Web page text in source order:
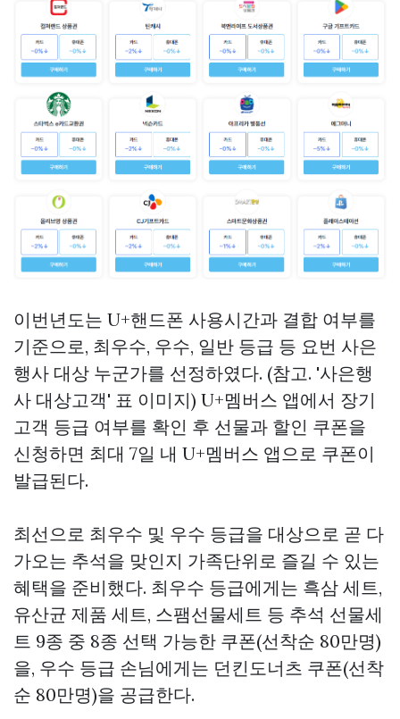
이번년도는 U+핸드폰 사용시간과 결합 여부를
기준으로, 최우수, 우수, 일반 등급 등 요번 사은
행사 대상 누군가를 선정하였다. (참고. '사은행
사 대상고객' 표 이미지) U+멤버스 앱에서 장기
고객 등급 여부를 확인 후 선물과 할인 쿠폰을
신청하면 최대 7일 내 U+멤버스 앱으로 쿠폰이
발급된다.
최선으로 최우수 및 우수 등급을 대상으로 곧 다
가오는 추석을 맞인지 가족단위로 즐길 수 있는
혜택을 준비했다. 최우수 등급에게는 흑삼 세트,
유산균 제품 세트, 스팸선물세트 등 추석 선물세
트 9종 중 8종 선택 가능한 쿠폰(선착순 80만명)
을, 우수 등급 손님에게는 던킨도너츠 쿠폰(선착
순 80만명)을 공급한다.